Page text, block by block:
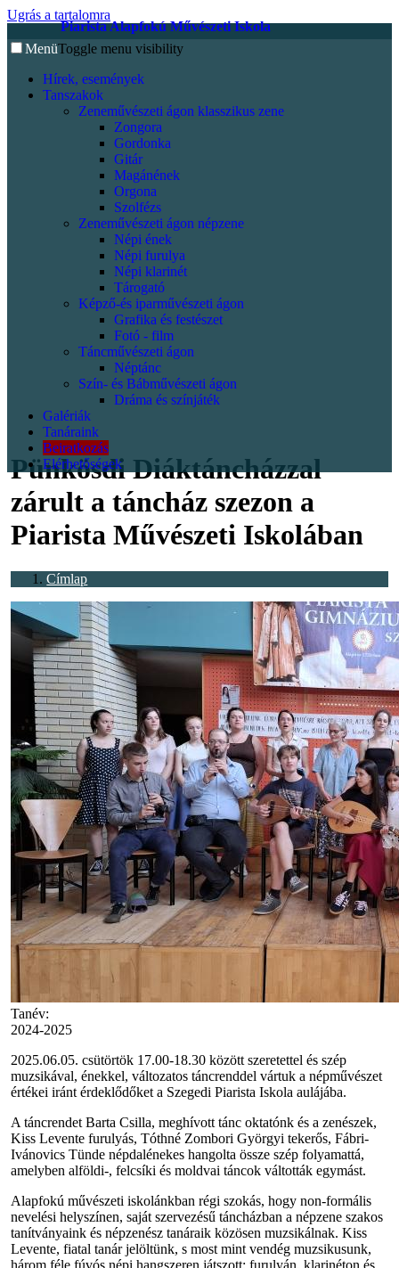
Ugrás a tartalomra
Piarista Alapfokú Művészeti Iskola
MenüToggle menu visibility
Hírek, események
Tanszakok
Zeneművészeti ágon klasszikus zene
Zongora
Gordonka
Gitár
Magánének
Orgona
Szolfézs
Zeneművészeti ágon népzene
Népi ének
Népi furulya
Népi klarinét
Tárogató
Képző-és iparművészeti ágon
Grafika és festészet
Fotó - film
Táncművészeti ágon
Néptánc
Szín- és Bábművészeti ágon
Dráma és színjáték
Galériák
Tanáraink
Beiratkozás
Elérhetőségek
<p></p>
Pünkösdi Diáktáncházzal
zárult a táncház szezon a
Piarista Művészeti Iskolában
Címlap
Tanév:
2024-2025
2025.06.05. csütörtök 17.00-18.30 között szeretettel és szép
muzsikával, énekkel, változatos táncrenddel vártuk a népművészet
értékei iránt érdeklődőket a Szegedi Piarista Iskola aulájába.
A táncrendet Barta Csilla, meghívott tánc oktatónk és a zenészek,
Kiss Levente furulyás, Tóthné Zombori Györgyi tekerős, Fábri-
Ivánovics Tünde népdalénekes hangolta össze szép folyamattá,
amelyben alföldi-, felcsíki és moldvai táncok váltották egymást.
Alapfokú művészeti iskolánkban régi szokás, hogy non-formális
nevelési helyszínen, saját szervezésű táncházban a népzene szakos
tanítványaink és népzenész tanáraik közösen muzsikálnak. Kiss
Levente, fiatal tanár jelöltünk, s most mint vendég muzsikusunk,
három féle fúvós népi hangszeren játszott: furulyán, klarinéton és